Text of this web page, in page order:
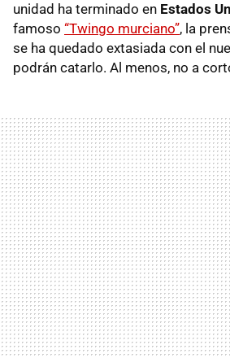
unidad ha terminado en Estados
famoso “Twingo murciano”, la
se ha quedado extasiada con el
podrán catarlo. Al menos, no a